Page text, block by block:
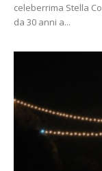
celeberrima Stella
da 30 anni a...